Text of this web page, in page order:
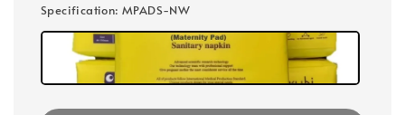
Specification: MPADS-NW